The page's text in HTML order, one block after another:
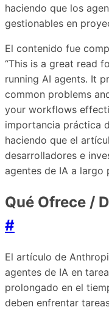
haciendo que los
gestionables en
El contenido fue
“This is a great read
running AI agents. It
common problems
your workflows
importancia práctica
haciendo que el
desarrolladores e
agentes de IA a largo
Qué Ofrece /
#
El artículo de
agentes de IA en
prolongado en el
deben enfrentar